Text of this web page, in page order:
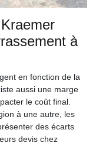
à
en fonction de la
aussi une marge
le coût final.
à une autre, les
des écarts
devis chez